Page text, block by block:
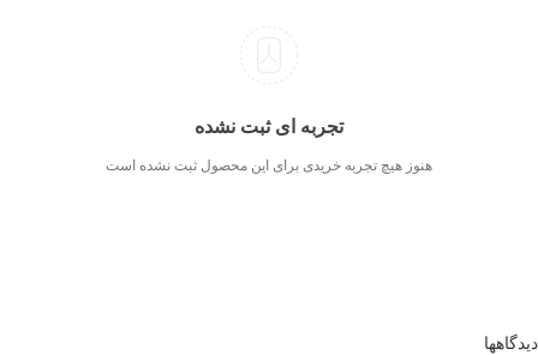
تجربه ای ثبت نشده
هنوز هیچ تجربه خریدی برای این محصول ثبت نشده است
دیدگاهها